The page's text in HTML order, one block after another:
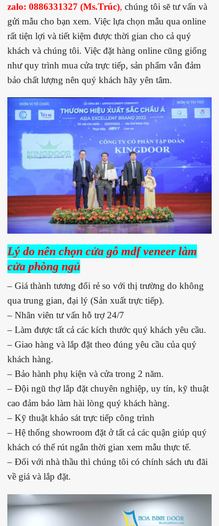
zalo: 0886331327 (Ms.Trúc), chúng tôi sẽ tư vấn và
gửi mẫu cho bạn xem. Việc lựa chọn mẫu qua online
rất tiện lợi và tiết kiệm được thời gian cho cả quý
khách và chúng tôi. Việc đặt hàng online cũng giống
như quy trình mua cửa trực tiếp, sản phẩm vẫn đảm
bảo chất lượng nên quý khách hãy yên tâm.
Lý do nên chọn cửa gỗ mdf veneer làm
cửa phòng ngủ
– Giá thành tương đối rẻ so với thị trường do không
qua trung gian, đại lý (Sản xuất trực tiếp).
– Nhân viên tư vấn hỗ trợ 24/7
– Làm được tất cả các kích thước quý khách yêu cầu.
– Giao hàng và lắp đặt theo đúng yêu cầu của quý
khách hàng.
– Bảo hành phụ kiện và cửa trong 2 năm.
– Đội ngũ thợ lắp đặt chuyên nghiệp, uy tín, kỹ thuật
cao đảm bảo làm hài lòng quý khách hàng.
– Kỹ thuật khảo sát trực tiếp công trình
– Hệ thống showroom đặt ở tất cả các quận giúp quý
khách có thể rút ngắn thời gian xem mẫu thực tế.
– Đối với nhà thầu thì chúng tôi có chính sách ưu đãi
về giá và lắp đặt.